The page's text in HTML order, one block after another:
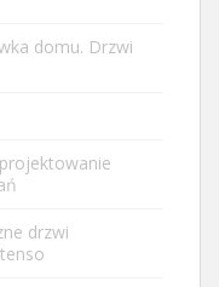
domu. Drzwi
drzwi